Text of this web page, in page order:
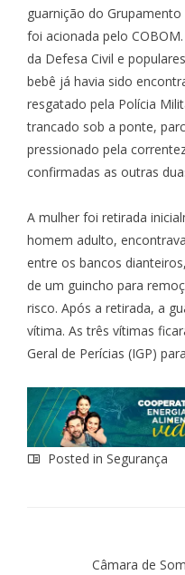
guarnição do
foi acionada pelo
da Defesa Civil e
bebê já havia sido
resgatado pela Polícia
trancado sob a ponte,
pressionado pela
confirmadas as outras
A mulher foi retirada
homem adulto,
entre os bancos
de um guincho para
risco. Após a retirada, a
vítima. As três vítimas
Geral de Perícias (IGP)
Posted in Segurança
Câmara de